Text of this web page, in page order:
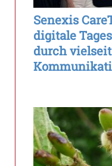
Senexis
digitale
durch